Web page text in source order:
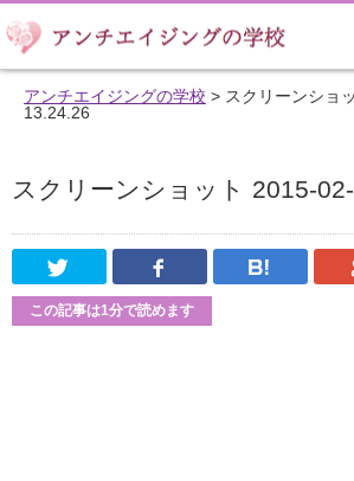
アンチエイジングの学校 > スクリーンショ
13.24.26
スクリーンショット 2015-
Twitter Facebook
この記事は1分で読めます